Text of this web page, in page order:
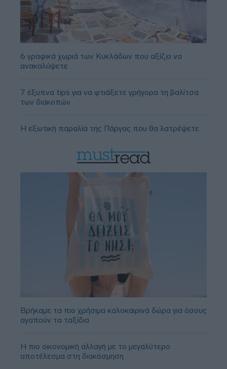
6 γραφικά χωριά των Κυκλάδων που αξίζει να
ανακαλύψετε
7 έξυπνα tips για να φτιάξετε γρήγορα τη βαλίτσα
των διακοπών
Η εξωτική παραλία της Πάργας που θα λατρέψετε
Βρήκαμε τα πιο χρήσιμα καλοκαιρινά δώρα για όσους
αγαπούν τα ταξίδια
Η πιο οικονομική αλλαγή με το μεγαλύτερο
αποτέλεσμα στη διακόσμηση